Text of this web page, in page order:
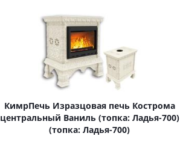
КимрПечь Изразцовая печь Кострома
центральный Ваниль (топка: Ладья-700)
(топка: Ладья-700)